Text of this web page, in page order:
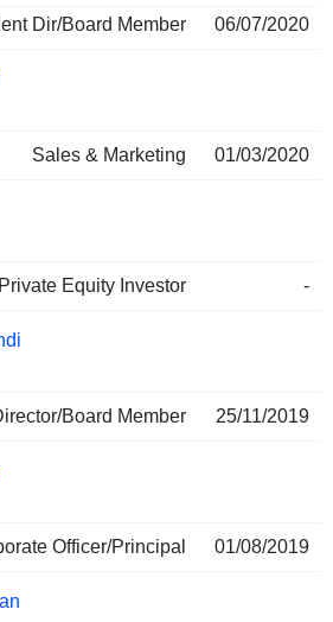
Dir/Board Member
06/07/2020
Sales & Marketing 01/03/2020
Private Equity Investor -
Board Member 25/11/2019
Officer/Principal 01/08/2019